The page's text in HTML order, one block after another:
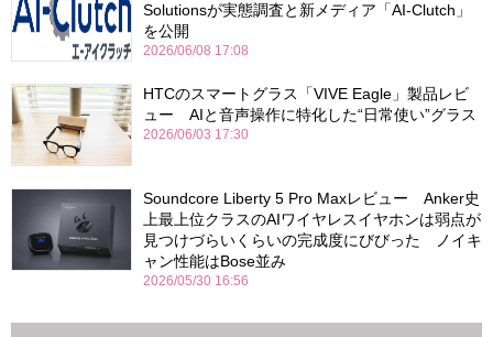
Solutionsが実態調査と新メディア「AI-Clutch」
を公開
2026/06/08 17:08
HTCのスマートグラス「VIVE Eagle」製品レビ
ュー AIと音声操作に特化した“日常使い”グラス
2026/06/03 17:30
Soundcore Liberty 5 Pro Maxレビュー Anker史
上最上位クラスのAIワイヤレスイヤホンは弱点が
見つけづらいくらいの完成度にびびった ノイキ
ャン性能はBose並み
2026/05/30 16:56